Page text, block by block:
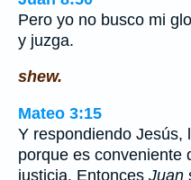
Pero yo no busco mi
y juzga.
shew.
Mateo 3:15
Y respondiendo Jesús,
porque es conveniente
justicia. Entonces Juan